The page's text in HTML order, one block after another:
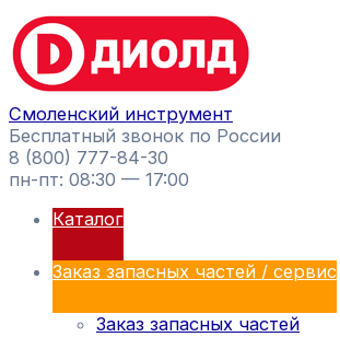
Перейти
к
содержимому
Смоленский инструмент
Бесплатный звонок по России
8 (800) 777-84-30
пн-пт: 08:30 — 17:00
Каталог
Заказ запасных частей / сервис
Заказ запасных частей
Поиск
товаров